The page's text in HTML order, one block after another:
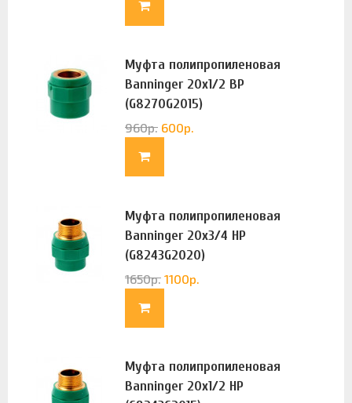
Муфта полипропиленовая
Banninger 20х1/2 ВР
(G8270G2015)
960р. 600р.
Муфта полипропиленовая
Banninger 20х3/4 НР
(G8243G2020)
1650р. 1100р.
Муфта полипропиленовая
Banninger 20х1/2 НР